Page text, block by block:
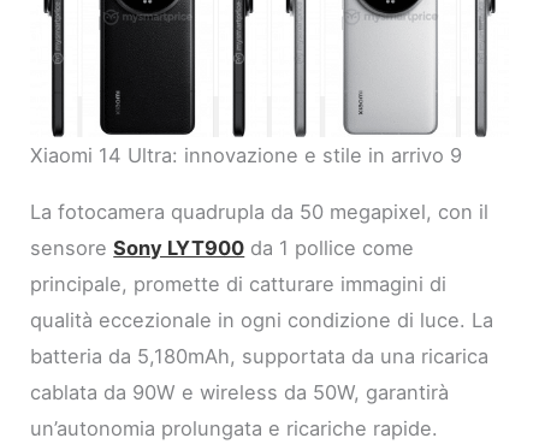
Xiaomi 14 Ultra: innovazione e stile in arrivo 9
La fotocamera quadrupla da 50 megapixel, con il
sensoreSony LYT900 da 1 pollice come
principale, promette di catturare immagini di
qualità eccezionale in ogni condizione di luce. La
batteria da 5,180mAh, supportata da una ricarica
cablata da 90W e wireless da 50W, garantirà
un’autonomia prolungata e ricariche rapide.